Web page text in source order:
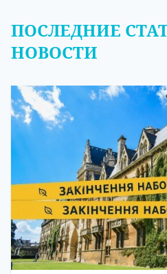
ПОСЛЕДНИЕ
НОВОСТИ